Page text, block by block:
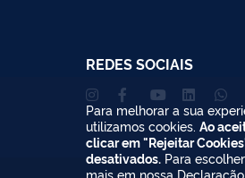
REDES SOCIAIS
Para melhorar a sua
utilizamos cookies. Ao
clicar em "Rejeitar
desativados. Para
mais em nossa